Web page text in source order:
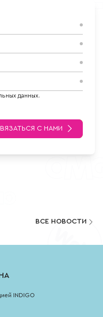
данных.
С НАМИ
ВСЕ НОВОСТИ
INDIGO